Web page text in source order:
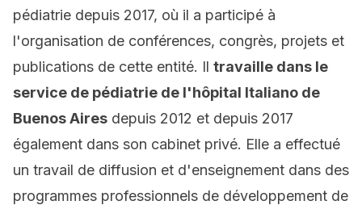
pédiatrie depuis 2017, où il a participé à
l'organisation de conférences, congrès, projets et
publications de cette entité. Il travaille dans le
service de pédiatrie de l'hôpital Italiano de
Buenos Aires depuis 2012 et depuis 2017
également dans son cabinet privé. Elle a effectué
un travail de diffusion et d'enseignement dans des
programmes professionnels de développement de